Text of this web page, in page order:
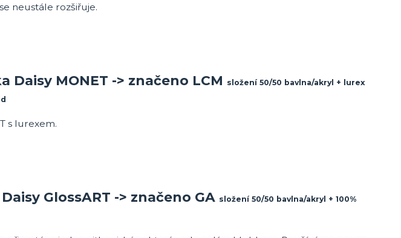
neustále rozšiřuje.
MONET -> značeno LCM
složení 50/50 bavlna/akryl + lurex
s lurexem.
GlossART -> značeno GA složení 50/50 bavlna/akryl + 100%